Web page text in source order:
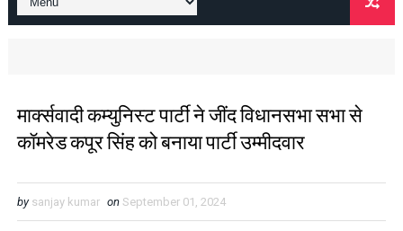
मार्क्सवादी कम्युनिस्ट पार्टी ने जींद विधानसभा सभा से
कॉमरेड कपूर सिंह को बनाया पार्टी उम्मीदवार
by sanjay kumar on September 01, 2024